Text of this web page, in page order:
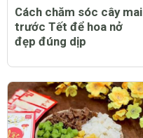
Cách chăm sóc cây mai
trước Tết để hoa nở
đẹp đúng dịp